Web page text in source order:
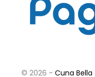
© 2026 - Cuna Bella